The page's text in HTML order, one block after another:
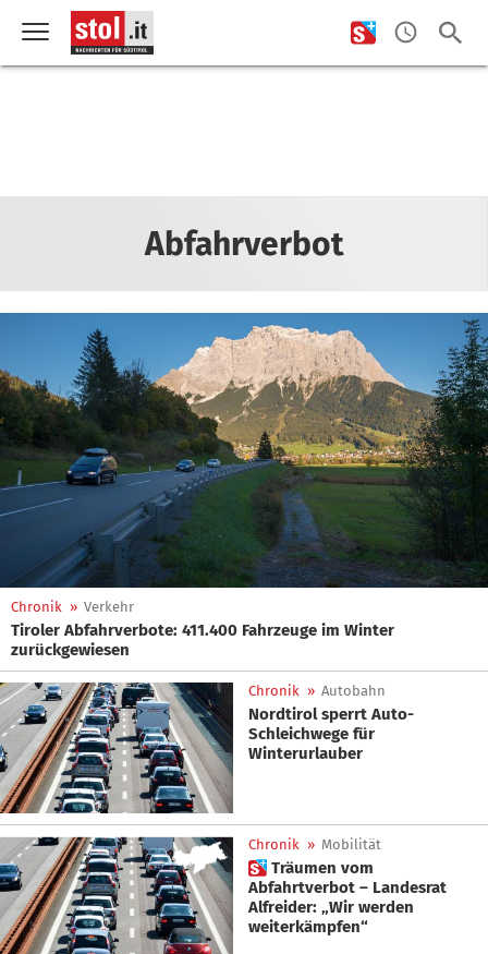
Abfahrverbot
Chronik » Verkehr
Tiroler Abfahrverbote: 411.400 Fahrzeuge im Winter
zurückgewiesen
Chronik » Autobahn
Nordtirol sperrt Auto-
Schleichwege für
Winterurlauber
Chronik » Mobilität
 Träumen vom
Abfahrtverbot – Landesrat
Alfreider: „Wir werden
weiterkämpfen“